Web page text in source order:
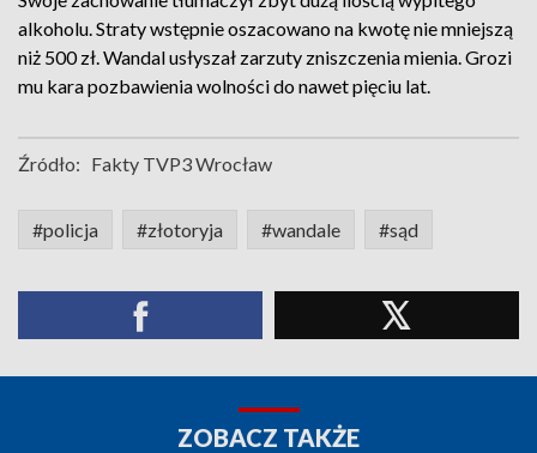
alkoholu. Straty wstępnie oszacowano na kwotę nie mniejszą
niż 500 zł. Wandal usłyszał zarzuty zniszczenia mienia. Grozi
mu kara pozbawienia wolności do nawet pięciu lat.
Źródło: Fakty TVP3 Wrocław
#policja #złotoryja #wandale #sąd
ZOBACZ TAKŻE